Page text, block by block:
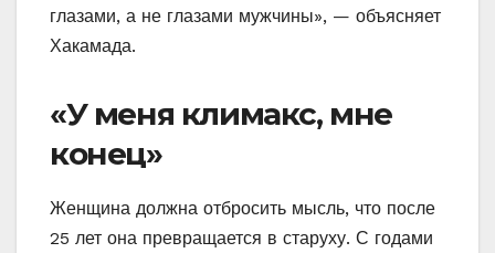
глазами, а не глазами мужчины», — объясняет
Хакамада.
«У меня климакс, мне
конец»
Женщина должна отбросить мысль, что после
25 лет она превращается в старуху. С годами